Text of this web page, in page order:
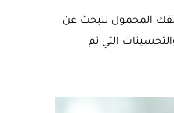
المحمول للبحث عن
التي تم